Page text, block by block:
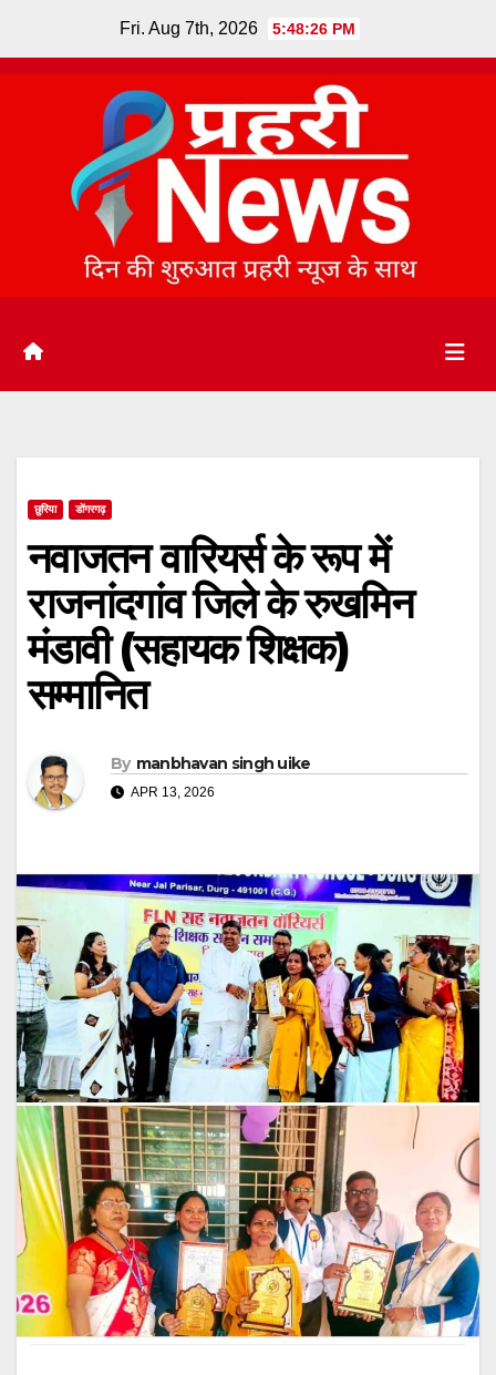
Fri. Aug 7th, 2026 5:48:26 PM
छुरिया डोंगरगढ़
नवाजतन वारियर्स के रूप में
राजनांदगांव जिले के रुखमिन
मंडावी (सहायक शिक्षक)
सम्मानित
By manbhavan singh uike
APR 13, 2026